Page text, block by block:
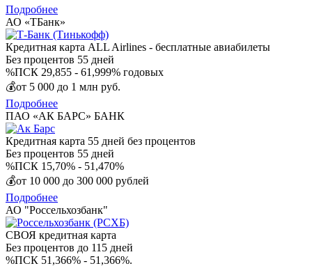
Подробнее
АО «ТБанк»
Кредитная карта ALL Airlines - бесплатные авиабилеты
Без процентов 55 дней
%ПСК 29,855 - 61,999% годовых
💰от 5 000 до 1 млн руб.
Подробнее
ПАО «АК БАРС» БАНК
Кредитная карта 55 дней без процентов
Без процентов 55 дней
%ПСК 15,70% - 51,470%
💰от 10 000 до 300 000 рублей
Подробнее
АО "Россельхозбанк"
СВОЯ кредитная карта
Без процентов до 115 дней
%ПСК 51,366% - 51,366%.